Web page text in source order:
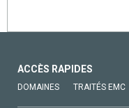
ACCÈS RAPIDES
DOMAINES TRAITÉS EMC